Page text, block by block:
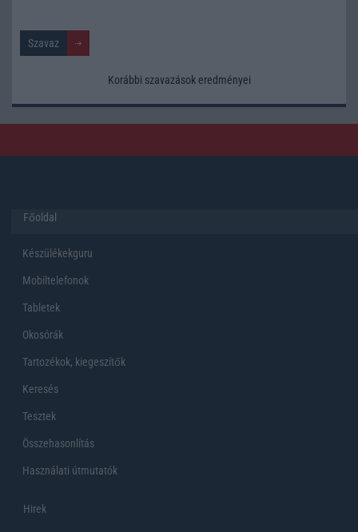
Korábbi szavazások eredményei
Főoldal
Készülékekguru
Mobiltelefonok
Tabletek
Okosórák
Tartozékok, kiegeszítők
Keresés
Tesztek
Összehasonlítás
Használati útmutatók
Hirek